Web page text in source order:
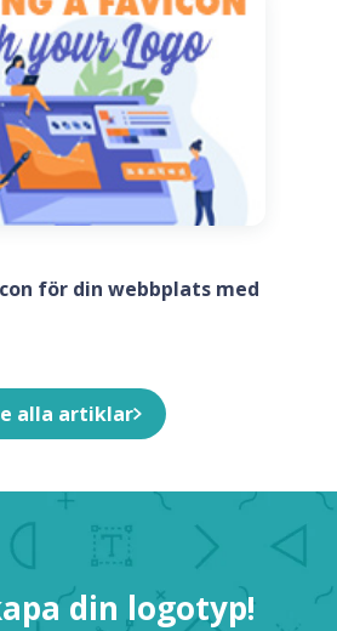
för din webbplats med
alla artiklar
din logotyp!